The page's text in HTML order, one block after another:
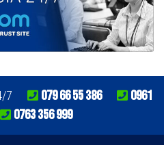
7 079 66 55 386
0961
0763 356 999